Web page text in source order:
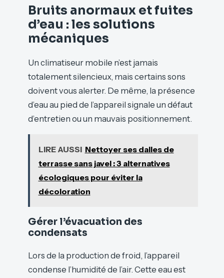
Bruits anormaux et fuites
d’eau : les solutions
mécaniques
Un climatiseur mobile n’est jamais
totalement silencieux, mais certains sons
doivent vous alerter. De même, la présence
d’eau au pied de l’appareil signale un défaut
d’entretien ou un mauvais positionnement.
LIRE AUSSI Nettoyer ses dalles de
terrasse sans javel : 3 alternatives
écologiques pour éviter la
décoloration
Gérer l’évacuation des
condensats
Lors de la production de froid, l’appareil
condense l’humidité de l’air. Cette eau est